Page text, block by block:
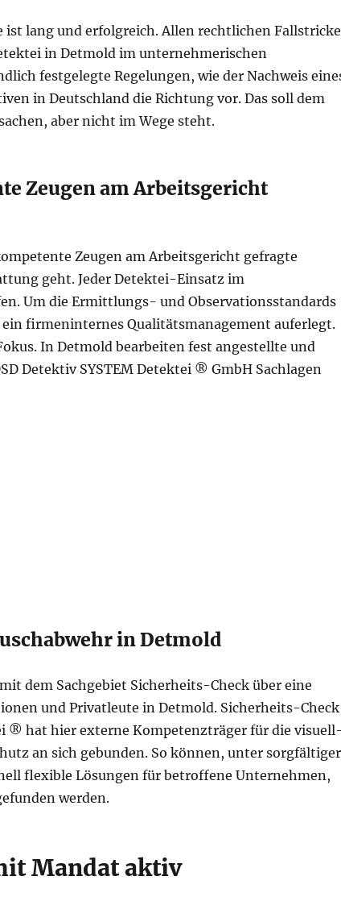
lang und erfolgreich. Allen rechtlichen
in Detmold im unternehmerischen
festgelegte Regelungen, wie der Nachweis
in Deutschland die Richtung vor. Das soll dem
aber nicht im Wege steht.
Zeugen am Arbeitsgericht
Zeugen am Arbeitsgericht gefragte
geht. Jeder Detektei-Einsatz im
Um die Ermittlungs- und Observationsstandards
firmeninternes Qualitätsmanagement auferlegt.
In Detmold bearbeiten fest angestellte und
Detektiv SYSTEM Detektei ® GmbH Sachlagen
in Detmold
dem Sachgebiet Sicherheits-Check über eine
und Privatleute in Detmold. Sicherheits-Check
® hat hier externe Kompetenzträger für die
an sich gebunden. So können, unter sorgfältiger
flexible Lösungen für betroffene Unternehmen,
werden.
Mandat aktiv